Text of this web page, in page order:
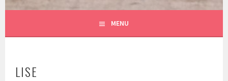
MENU
LISE